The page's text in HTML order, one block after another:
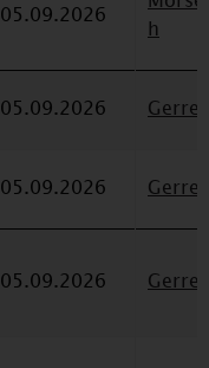
05.09.2026
h
05.09.2026
05.09.2026
05.09.2026